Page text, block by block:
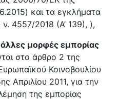
και τα εγκλήματα
4557/2018 (Α’ 139), ),
μορφές εμπορίας
στο άρθρο 2 της
Κοινοβουλίου
Απριλίου 2011, για την
της εμπορίας